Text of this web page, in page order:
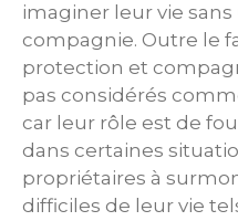
imaginer leur vie
compagnie. Outre le
protection et
pas considérés
car leur rôle est de
dans certaines
propriétaires à
difficiles de leur vie